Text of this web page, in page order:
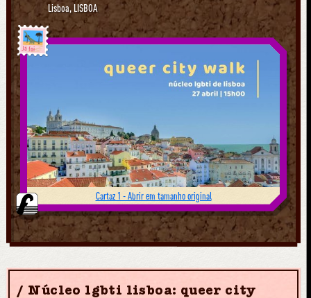
Lisboa, LISBOA
Já foi
Cartaz 1 - Abrir em tamanho original
Núcleo lgbti lisboa: queer city